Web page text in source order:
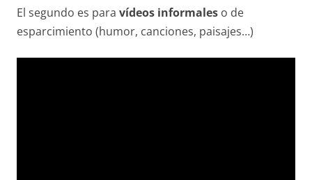
El segundo es para vídeos informales o de
esparcimiento (humor, canciones, paisajes…)